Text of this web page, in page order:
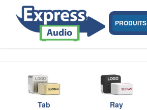
PRODUITS
Tab Ray